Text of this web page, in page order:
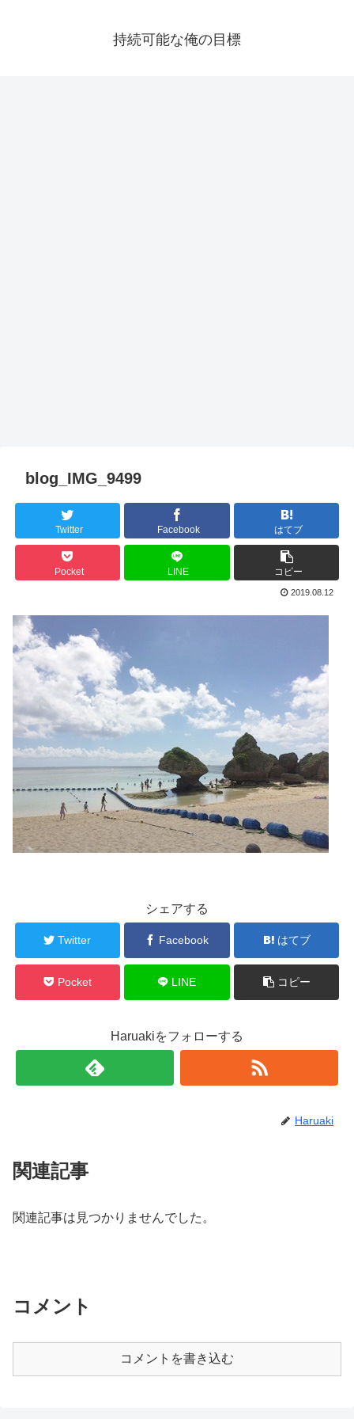
持続可能な俺の目標
blog_IMG_9499
Twitter Facebook はてブ
Pocket LINE コピー
2019.08.12
シェアする
Twitter Facebook はてブ
Pocket LINE コピー
Haruakiをフォローする
Haruaki
関連記事
関連記事は見つかりませんでした。
コメント
コメントを書き込む